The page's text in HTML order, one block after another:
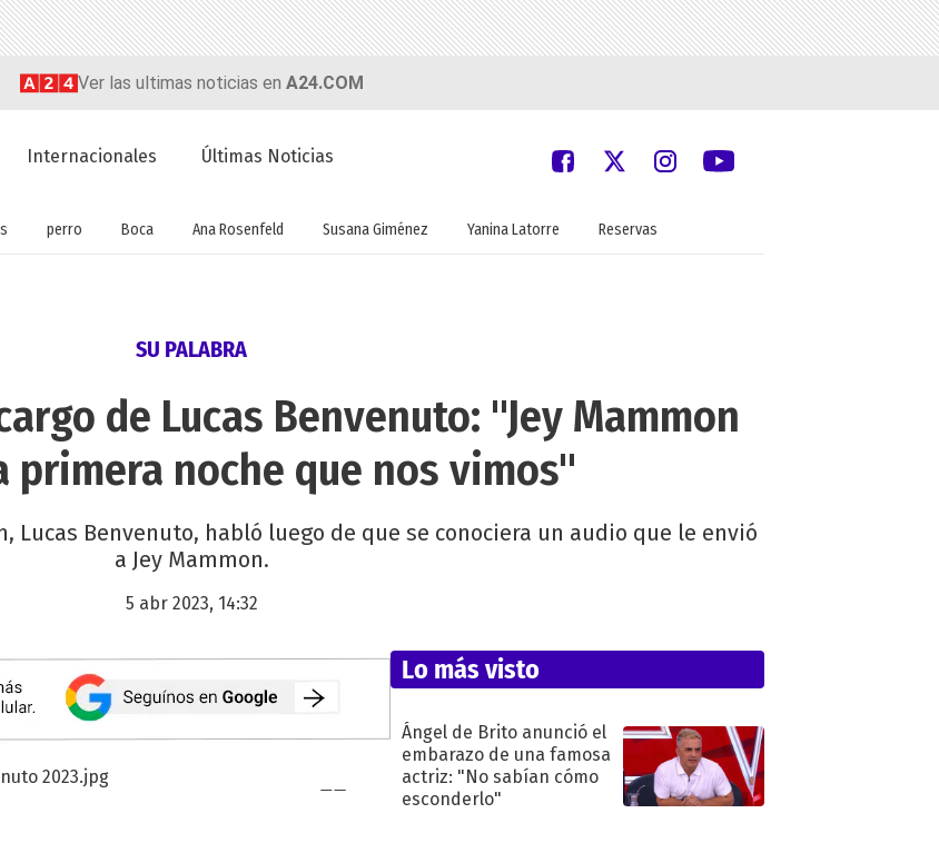
Ver las ultimas noticias en A24.COM
Internacionales Últimas Noticias
perro Boca Ana Rosenfeld Susana Giménez Yanina Latorre Reservas
SU PALABRA
de Lucas Benvenuto: "Jey Mammon
primera noche que nos vimos"
Lucas Benvenuto, habló luego de que se conociera un audio que le envió
a Jey Mammon.
5 abr 2023, 14:32
Lo más visto
Ángel de Brito anunció el
embarazo de una famosa
actriz: "No sabían cómo
esconderlo"